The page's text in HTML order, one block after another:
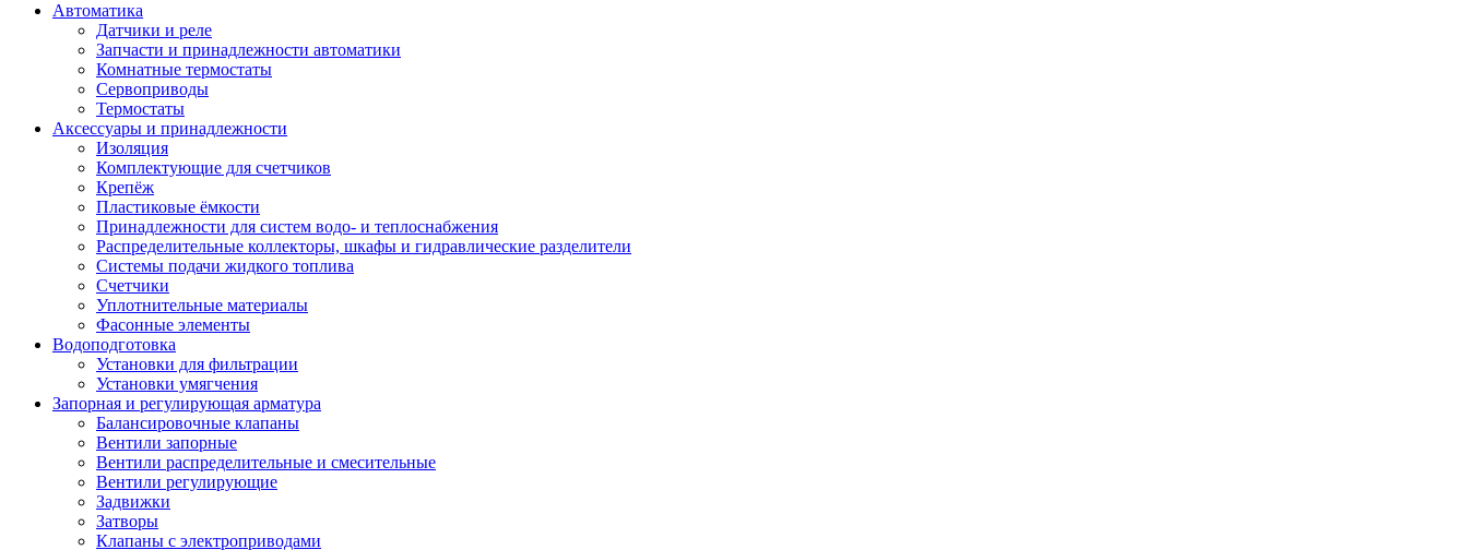
Автоматика
Датчики и реле
Запчасти и принадлежности автоматики
Комнатные термостаты
Сервоприводы
Термостаты
Аксессуары и принадлежности
Изоляция
Комплектующие для счетчиков
Крепёж
Пластиковые ёмкости
Принадлежности для систем водо- и теплоснабжения
Распределительные коллекторы, шкафы и гидравлические разделители
Системы подачи жидкого топлива
Счетчики
Уплотнительные материалы
Фасонные элементы
Водоподготовка
Установки для фильтрации
Установки умягчения
Запорная и регулирующая арматура
Балансировочные клапаны
Вентили запорные
Вентили распределительные и смесительные
Вентили регулирующие
Задвижки
Затворы
Клапаны с электроприводами